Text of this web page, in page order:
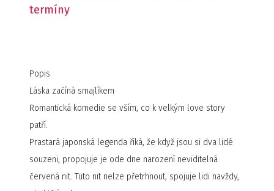
termíny
Popis
Láska začíná smajlíkem
Romantická komedie se vším, co k velkým love story
patří.
Prastará japonská legenda říká, že když jsou si dva lidé
souzeni, propojuje je ode dne narození neviditelná
červená nit. Tuto nit nelze přetrhnout, spojuje lidi navždy,